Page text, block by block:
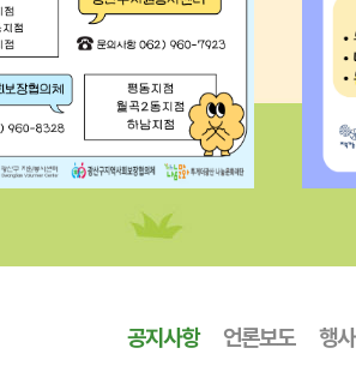
공지사항 언론보도 행사